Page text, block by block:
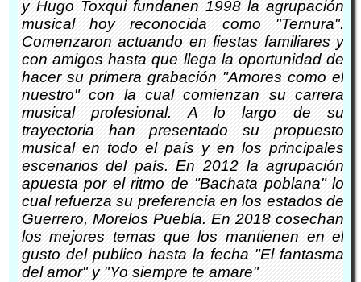
y Hugo Toxqui fundanen 1998 la agrupación
musical hoy reconocida como "Ternura".
Comenzaron actuando en fiestas familiares y
con amigos hasta que llega la oportunidad de
hacer su primera grabación "Amores como el
nuestro" con la cual comienzan su carrera
musical profesional. A lo largo de su
trayectoria han presentado su propuesto
musical en todo el país y en los principales
escenarios del país. En 2012 la agrupación
apuesta por el ritmo de "Bachata poblana" lo
cual refuerza su preferencia en los estados de
Guerrero, Morelos Puebla. En 2018 cosechan
los mejores temas que los mantienen en el
gusto del publico hasta la fecha "El fantasma
del amor" y "Yo siempre te amare"